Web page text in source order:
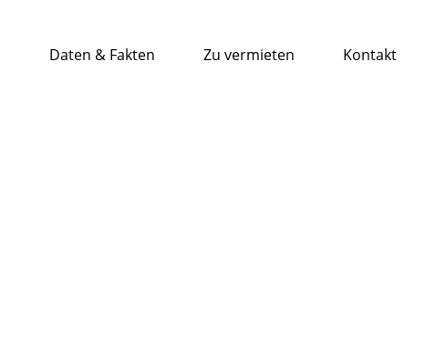
Daten & Fakten Zu vermieten Kontakt